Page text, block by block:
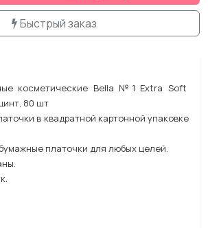
Быстрый заказ
косметические Bella №1 Extra Soft
80 шт
в квадратной картонной упаковке
платочки для любых целей.